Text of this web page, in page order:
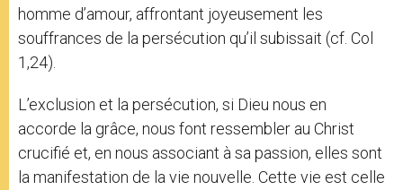
homme d’amour, affrontant joyeusement les
souffrances de la persécution qu’il subissait (cf. Col
1,24).
L’exclusion et la persécution, si Dieu nous en
accorde la grâce, nous font ressembler au Christ
crucifié et, en nous associant à sa passion, elles sont
la manifestation de la vie nouvelle. Cette vie est celle